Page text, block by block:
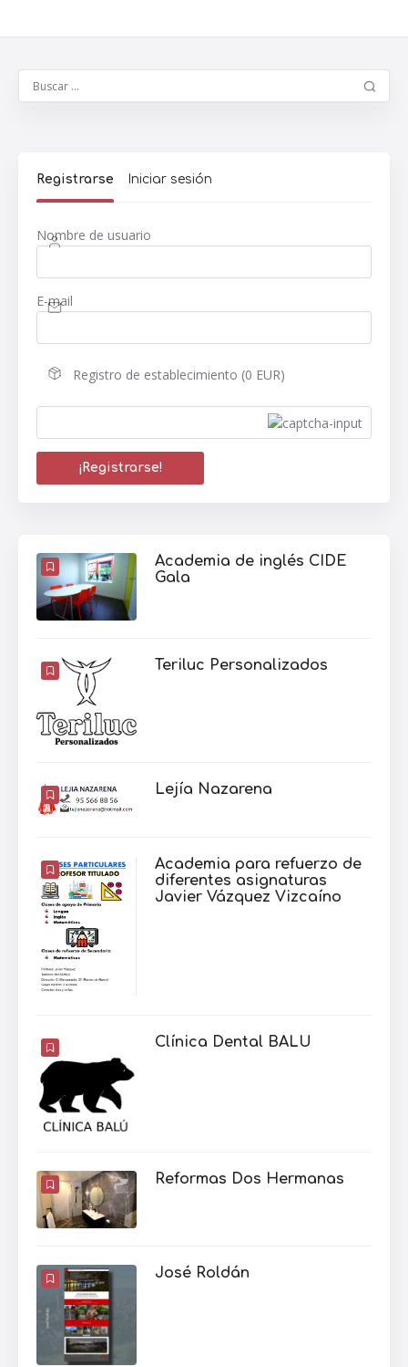
Registrarse Iniciar sesión
Nombre de usuario
E-mail
Registro de establecimiento (0 EUR)
Academia de inglés CIDE
Gala
Teriluc Personalizados
Lejía Nazarena
Academia para refuerzo de
diferentes asignaturas
Javier Vázquez Vizcaíno
Clínica Dental BALU
Reformas Dos Hermanas
José Roldán